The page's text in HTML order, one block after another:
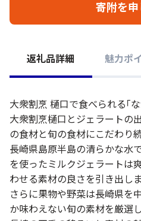
寄附を申
返礼品詳細 魅力ポ
大衆割烹 樋口で食べられる｢
大衆割烹樋口とジェラートの
の食材と旬の食材にこだわり
長崎県島原半島の清らかな水
を使ったミルクジェラートは
わせる素材の良さを引き出しま
さらに果物や野菜は長崎県を
か味わえない旬の素材を厳選